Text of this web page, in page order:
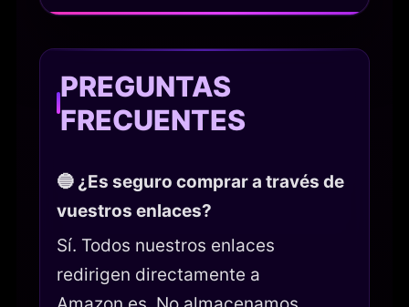
PREGUNTAS
FRECUENTES
🔵 ¿Es seguro comprar a través de
vuestros enlaces?
Sí. Todos nuestros enlaces
redirigen directamente a